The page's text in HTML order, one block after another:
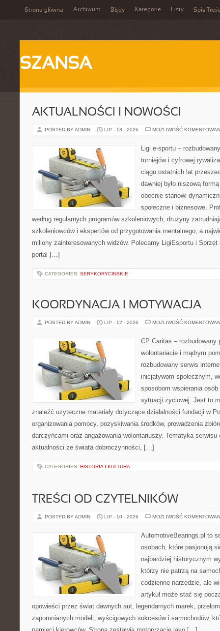
Strona główna Archiwum Błędy Kategorie Listy Spis
SZANSA
AKTUALNOŚCI I NOWOŚCI
POSTED BY ADMIN LIP - 13 - 2026 MOŻLIWOŚĆ
Ligi e-sportu –
turniejów i cyfrowej
ciągu ostatnich lat
dawniej było niszową
obecnie stanowi
społeczne i biznesowe.
według regularnych programów szkoleniowych, drużyny
szkoleniowców i ekspertów od przygotowania mentalnego, a
miliony zainteresowanych widzów. Polecamy LigiEsportu i
portal […]
CATEGORIES: SERYKORYCINSKIE
KOORDYNACJA I MOTYWACJA
POSTED BY ADMIN LIP - 12 - 2026 MOŻLIWOŚĆ
CP Caritas – rozbudowany
wolontariacie i mądrym
rozbudowany serwis
inicjatywom społecznym,
sposobom wspierania
sytuacji życiowej. Jest to
znaleźć użyteczne materiały dotyczące działalności fundacji w
organizowania pomocy, pozyskiwania środków, prowadzenia
darczyńcami oraz angażowania wolontariuszy. Tematyka
aktualności ze świata dobroczynności, […]
CATEGORIES: HISTORIA I KULTURA
TREŚCI OD CZYTELNIKÓW
POSTED BY ADMIN LIP - 10 - 2026 MOŻLIWOŚĆ
AutomotiveBearings.pl to
osobach, które pasjonują
najbardziej historycznym
którzy nie patrzą na
codzienne narzędzie, ale
artykuł może stać się
opowieści przez świat dawnych aut, legendarnych marek,
zapomnianych modeli, wyścigowych sukcesów i samochodów,